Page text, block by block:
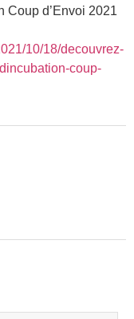
Coup d’Envoi 2021
10/18/decouvrez-
coup-